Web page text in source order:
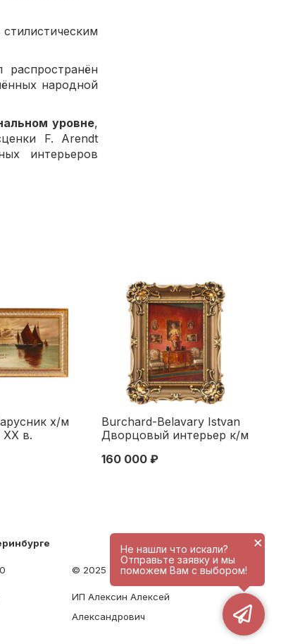
народной
уровне,
F. Arendt
интерьеров
х/м
ХХ в.
Burchard-Belavary Istvan
Дворцовый интерьер к/м
см. Венгрия конец XIX -
160 000 ₽
© 2025 - antique-center.ru
ИП Алексин Алексей
Александрович
Не нашли что искали?
Отправьте заявку и мы
поможем Вам с выбором!
×